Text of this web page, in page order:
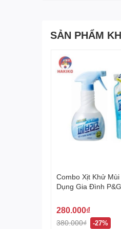
An toàn và
Chất liệu
Thân thiện
Hướng dẫn sử
Sử dụng để
Đóng kín bao
Bảo quản
HAKIKO, chuyên
trường. HAKIKO
SẢN PHẨM
Combo Xịt Khử
Dụng Gia Đình
280.000₫
380.000₫ -27%